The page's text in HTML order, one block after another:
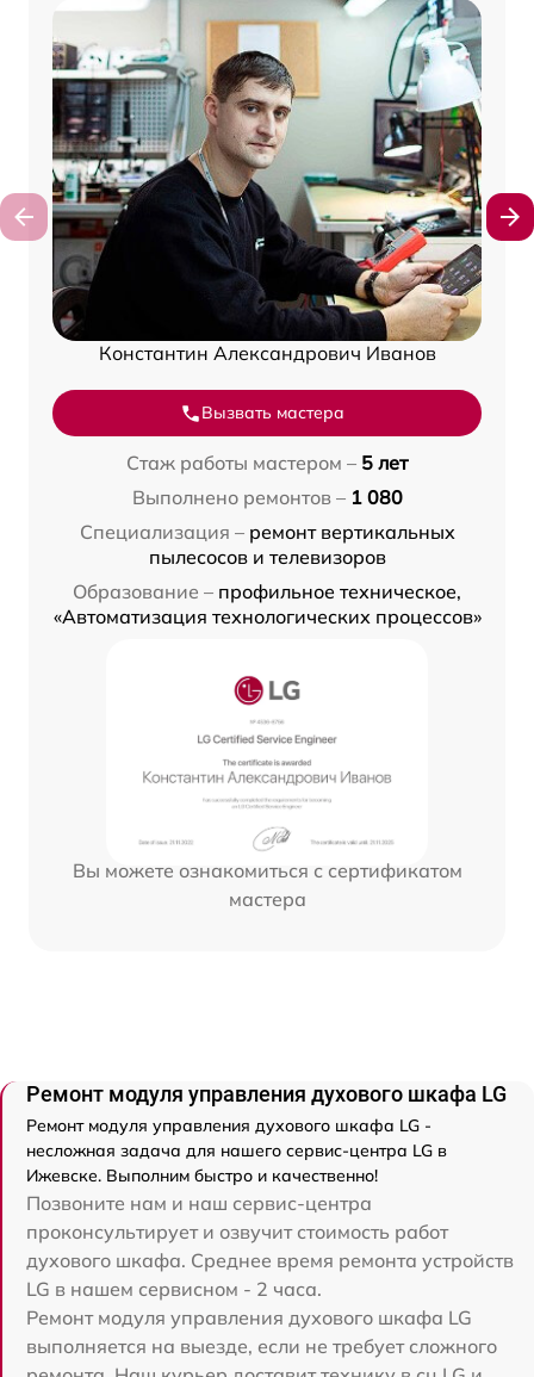
Константин Александрович Иванов
Вызвать мастера
Стаж работы мастером – 5 лет
Выполнено ремонтов – 1 080
Специализация – ремонт вертикальных
пылесосов и телевизоров
Образование – профильное техническое,
«Автоматизация технологических процессов»
Вы можете ознакомиться с сертификатом
мастера
Ремонт модуля управления духового шкафа LG
Ремонт модуля управления духового шкафа LG -
несложная задача для нашего сервис-центра LG в
Ижевске. Выполним быстро и качественно!
Позвоните нам и наш сервис-центра
проконсультирует и озвучит стоимость работ
духового шкафа. Среднее время ремонта устройств
LG в нашем сервисном - 2 часа.
Ремонт модуля управления духового шкафа LG
выполняется на выезде, если не требует сложного